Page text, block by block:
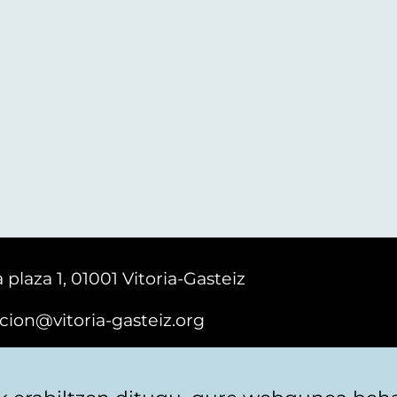
plaza 1, 01001 Vitoria-Gasteiz
gasteiz.org